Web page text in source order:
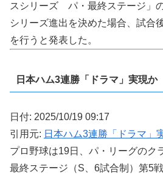
スシリーズ パ・最終ステージ」
シリーズ進出を決めた場合、試合
を行うと発表した。
日本ハム3連勝「ドラマ」実現か
日付: 2025/10/19 09:17
引用元: 日本ハム3連勝「ドラマ」
プロ野球は19日、パ・リーグのク
最終ステージ（S、6試合制）第5